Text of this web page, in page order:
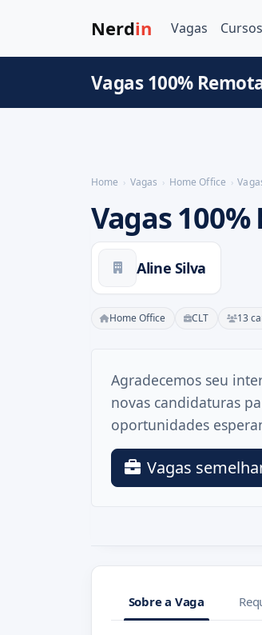
Nerdin Vagas Cursos
Vagas 100%
Home Vagas Home Office
Vagas
Aline Silva
Home Office CLT 13
Agradecemos seu
novas candidaturas
oportunidades
Vagas
Sobre a Vaga